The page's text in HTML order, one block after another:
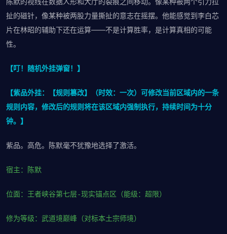
扯的磁针，像某种被两股力量撕扯的意志在摇摆。他能感觉到李白芯
片在林昭的辅助下还在运算——不是计算胜率，是计算真相的可能
性。
【叮！随机外挂弹窗！】
【紫品外挂：【规则篡改】（时效：一次）可修改当前区域内的一条
规则内容，修改后的规则将在该区域内强制执行，持续时间为十分
钟。】
紫品。高危。陈默毫不犹豫地选择了激活。
宿主：陈默
位面：王者峡谷第七层-现实锚点区（能级：超限）
修为等级：武道境巅峰（对标本土宗师境）